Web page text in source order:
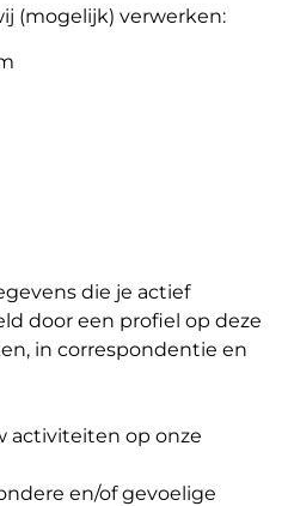
(mogelijk) verwerken:
die je actief
door een profiel op deze
in correspondentie en
activiteiten op onze
en/of gevoelige